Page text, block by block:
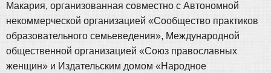
Макария, организованная совместно с Автономной
некоммерческой организацией «Сообщество практиков
образовательного семьеведения», Международной
общественной организацией «Союз православных
женщин» и Издательским домом «Народное